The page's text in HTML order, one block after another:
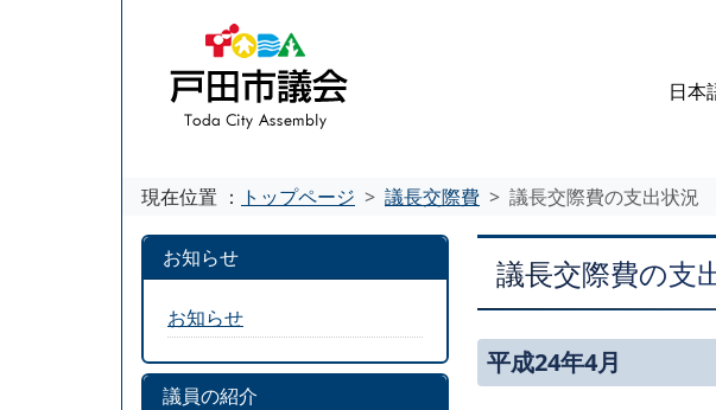
日本
現在位置 ： トップページ 議長交際費 議長交際費の支出状況
議長交際費の支
平成24年4月
お知らせ
お知らせ
議員の紹介